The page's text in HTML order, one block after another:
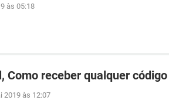
às 05:18
Como receber qualquer
2019 às 12:07